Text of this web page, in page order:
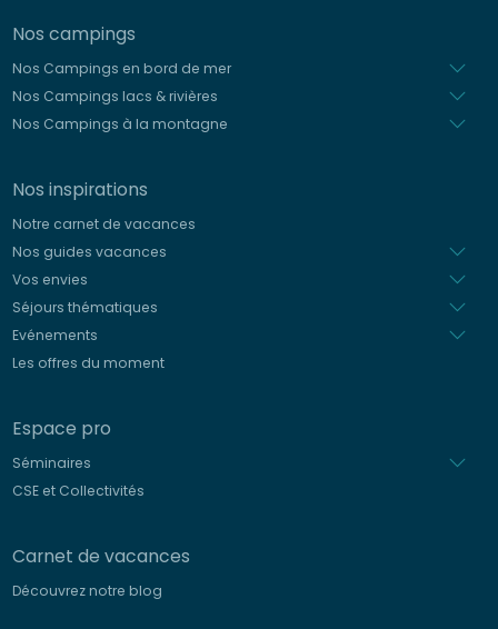
Nos campings
Nos Campings en bord de mer
Nos Campings lacs & rivières
Nos Campings à la montagne
Nos inspirations
Notre carnet de vacances
Nos guides vacances
Vos envies
Séjours thématiques
Evénements
Les offres du moment
Espace pro
Séminaires
CSE et Collectivités
Carnet de vacances
Découvrez notre blog